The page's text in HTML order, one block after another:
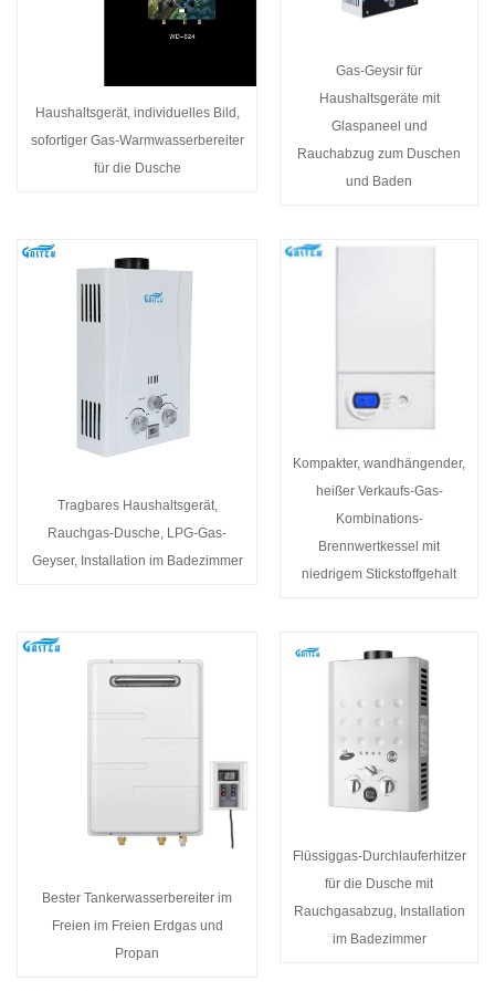
Haushaltsgerät, individuelles Bild,
sofortiger Gas-Warmwasserbereiter
für die Dusche
Gas-Geysir für
Haushaltsgeräte mit
Glaspaneel und
Rauchabzug zum Duschen
und Baden
Tragbares Haushaltsgerät,
Rauchgas-Dusche, LPG-Gas-
Geyser, Installation im Badezimmer
Kompakter, wandhängender,
heißer Verkaufs-Gas-
Kombinations-
Brennwertkessel mit
niedrigem Stickstoffgehalt
Bester Tankerwasserbereiter im
Freien im Freien Erdgas und
Propan
Flüssiggas-Durchlauferhitzer
für die Dusche mit
Rauchgasabzug, Installation
im Badezimmer